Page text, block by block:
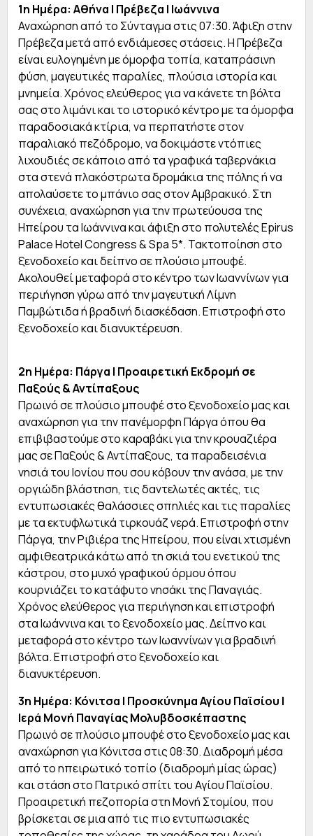
1η Ημέρα: Αθήνα | Πρέβεζα | Ιωάννινα
Αναχώρηση από το Σύνταγμα στις 07:30. Άφιξη στην
Πρέβεζα μετά από ενδιάμεσες στάσεις. Η Πρέβεζα
είναι ευλογημένη με όμορφα τοπία, καταπράσινη
φύση, μαγευτικές παραλίες, πλούσια ιστορία και
μνημεία. Χρόνος ελεύθερος για να κάνετε τη βόλτα
σας στο λιμάνι και το ιστορικό κέντρο με τα όμορφα
παραδοσιακά κτίρια, να περπατήστε στον
παραλιακό πεζόδρομο, να δοκιμάστε ντόπιες
λιχουδιές σε κάποιο από τα γραφικά ταβερνάκια
στα στενά πλακόστρωτα δρομάκια της πόλης ή να
απολαύσετε το μπάνιο σας στον Αμβρακικό. Στη
συνέχεια, αναχώρηση για την πρωτεύουσα της
Ηπείρου τα Ιωάννινα και άφιξη στο πολυτελές Epirus
Palace Hotel Congress & Spa 5*. Τακτοποίηση στο
ξενοδοχείο και δείπνο σε πλούσιο μπουφέ.
Ακολουθεί μεταφορά στο κέντρο των Ιωαννίνων για
περιήγηση γύρω από την μαγευτική Λίμνη
Παμβώτιδα ή βραδινή διασκέδαση. Επιστροφή στο
ξενοδοχείο και διανυκτέρευση.
2η Ημέρα: Πάργα | Προαιρετική Εκδρομή σε
Παξούς & Αντίπαξους
Πρωινό σε πλούσιο μπουφέ στο ξενοδοχείο μας και
αναχώρηση για την πανέμορφη Πάργα όπου θα
επιβιβαστούμε στο καραβάκι για την κρουαζιέρα
μας σε Παξούς & Αντίπαξους, τα παραδεισένια
νησιά του Ιονίου που σου κόβουν την ανάσα, με την
οργιώδη βλάστηση, τις δαντελωτές ακτές, τις
εντυπωσιακές θαλάσσιες σπηλιές και τις παραλίες
με τα εκτυφλωτικά τιρκουάζ νερά. Επιστροφή στην
Πάργα, την Ριβιέρα της Ηπείρου, που είναι χτισμένη
αμφιθεατρικά κάτω από τη σκιά του ενετικού της
κάστρου, στο μυχό γραφικού όρμου όπου
κουρνιάζει το κατάφυτο νησάκι της Παναγιάς.
Χρόνος ελεύθερος για περιήγηση και επιστροφή
στα Ιωάννινα και το ξενοδοχείο μας. Δείπνο και
μεταφορά στο κέντρο των Ιωαννίνων για βραδινή
βόλτα. Επιστροφή στο ξενοδοχείο και
διανυκτέρευση.
3η Ημέρα: Κόνιτσα | Προσκύνημα Αγίου Παϊσίου |
Ιερά Μονή Παναγίας Μολυβδοσκέπαστης
Πρωινό σε πλούσιο μπουφέ στο ξενοδοχείο μας και
αναχώρηση για Κόνιτσα στις 08:30. Διαδρομή μέσα
από το ηπειρωτικό τοπίο (διαδρομή μίας ώρας)
και στάση στο Πατρικό σπίτι του Αγίου Παϊσίου.
Προαιρετική πεζοπορία στη Μονή Στομίου, που
βρίσκεται σε μια από τις πιο εντυπωσιακές